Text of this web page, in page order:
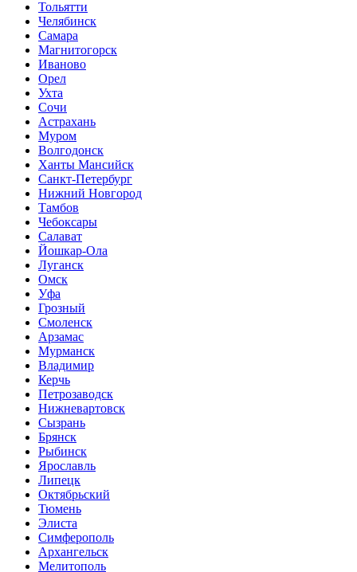
Тольятти
Челябинск
Самара
Магнитогорск
Иваново
Орел
Ухта
Сочи
Астрахань
Муром
Волгодонск
Ханты Мансийск
Санкт-Петербург
Нижний Новгород
Тамбов
Чебоксары
Салават
Йошкар-Ола
Луганск
Омск
Уфа
Грозный
Смоленск
Арзамас
Мурманск
Владимир
Керчь
Петрозаводск
Нижневартовск
Сызрань
Брянск
Рыбинск
Ярославль
Липецк
Октябрьский
Тюмень
Элиста
Симферополь
Архангельск
Мелитополь